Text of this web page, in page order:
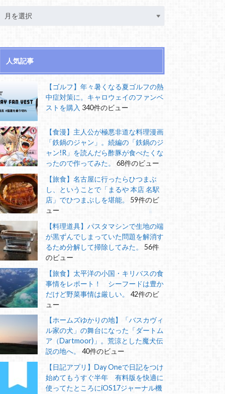
人気記事
【ゴルフ】年々暑くなる夏ゴルフの熱
中症対策に。キャロウェイのファンベ
ストを購入 340件のビュー
【食漫】主人公が極悪非道な料理漫画
「鉄鍋のジャン」。続編の「鉄鍋のジ
ャン!R」を読んだら酢豚が食べたくな
ったので作ってみた。
68件のビュー
【旅食】名古屋に行ったらひつまぶ
し、ということで「まるや 本店 名駅
店」でひつまぶしを堪能。
59件のビ
ュー
【料理道具】パスタマシンで生地の端
が黒ずんでしまっていた問題を解消す
るため分解して掃除してみた。
56件
のビュー
【旅食】太平洋の小国・キリバスの食
事情をレポート！ シーフードは豊か
だけど野菜事情は厳しい。
42件のビ
ュー
【ホームズゆかりの地】「バスカヴィ
ル家の犬」の舞台になった「ダートム
ア（Dartmoor)」。荒涼とした魔犬伝
説の地へ。
40件のビュー
【日記アプリ】Day Oneで日記をつけ
始めてもうすぐ半年 有料版を快適に
使ってたところにiOS17ジャーナル機